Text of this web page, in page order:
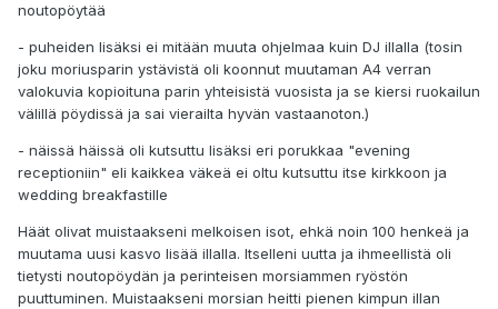
noutopöytää
- puheiden lisäksi ei mitään muuta ohjelmaa kuin DJ illalla (tosin
joku moriusparin ystävistä oli koonnut muutaman A4 verran
valokuvia kopioituna parin yhteisistä vuosista ja se kiersi ruokailun
välillä pöydissä ja sai vierailta hyvän vastaanoton.)
- näissä häissä oli kutsuttu lisäksi eri porukkaa "evening
receptioniin" eli kaikkea väkeä ei oltu kutsuttu itse kirkkoon ja
wedding breakfastille
Häät olivat muistaakseni melkoisen isot, ehkä noin 100 henkeä ja
muutama uusi kasvo lisää illalla. Itselleni uutta ja ihmeellistä oli
tietysti noutopöydän ja perinteisen morsiammen ryöstön
puuttuminen. Muistaakseni morsian heitti pienen kimpun illan